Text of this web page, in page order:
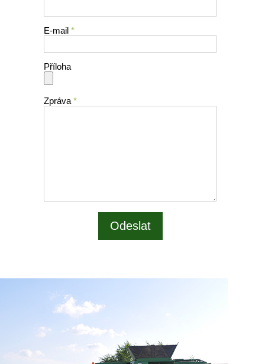
E-mail *
Příloha
Zpráva *